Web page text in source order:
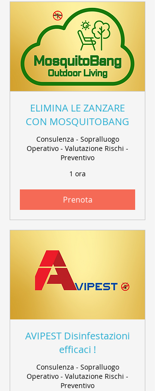
ELIMINA LE ZANZARE
CON MOSQUITOBANG
Consulenza - Sopralluogo
Operativo - Valutazione Rischi -
Preventivo
1 ora
Prenota
AVIPEST Disinfestazioni
efficaci !
Consulenza - Sopralluogo
Operativo - Valutazione Rischi -
Preventivo